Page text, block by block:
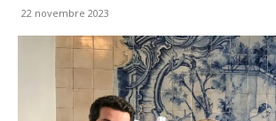
22 novembre 2023